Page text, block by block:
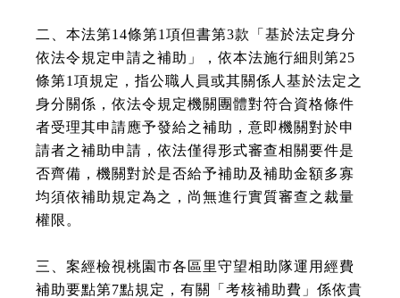
二、本法第14條第1項但書第3款「基於法定身分
依法令規定申請之補助」，依本法施行細則第25
條第1項規定，指公職人員或其關係人基於法定之
身分關係，依法令規定機關團體對符合資格條件
者受理其申請應予發給之補助，意即機關對於申
請者之補助申請，依法僅得形式審查相關要件是
否齊備，機關對於是否給予補助及補助金額多寡
均須依補助規定為之，尚無進行實質審查之裁量
權限。
三、案經檢視桃園市各區里守望相助隊運用經費
補助要點第7點規定，有關「考核補助費」係依貴